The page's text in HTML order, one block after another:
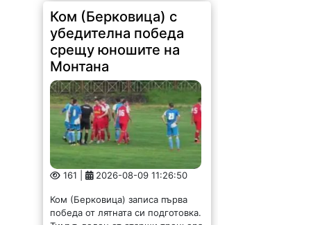
Ком (Берковица) с
убедителна победа
срещу юношите на
Монтана
161 | 2026-08-09 11:26:50
победа от лятната си подготовка.
Тимът, воден от старши треньора